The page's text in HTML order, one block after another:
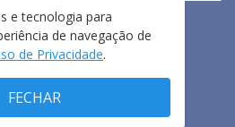
CONOSCO
PRIVACIDADE
CONDIÇÕES DE USO
e tecnologia para
de navegação de
de Privacidade.
FECHAR